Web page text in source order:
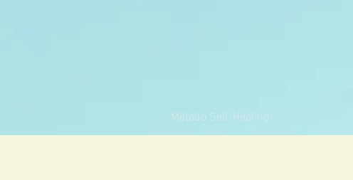
Método Self-Healing